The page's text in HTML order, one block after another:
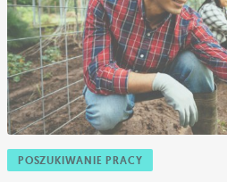
POSZUKIWANIE PRACY